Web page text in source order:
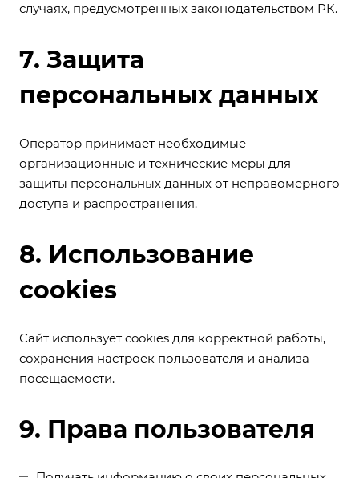
случаях, предусмотренных законодательством РК.
7. Защита
персональных данных
Оператор принимает необходимые
организационные и технические меры для
защиты персональных данных от неправомерного
доступа и распространения.
8. Использование
cookies
Сайт использует cookies для корректной работы,
сохранения настроек пользователя и анализа
посещаемости.
9. Права пользователя